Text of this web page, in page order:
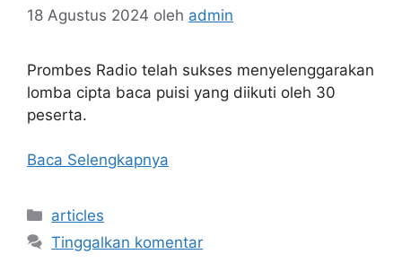
18 Agustus 2024 oleh admin
Prombes Radio telah sukses menyelenggarakan
lomba cipta baca puisi yang diikuti oleh 30
peserta.
Baca Selengkapnya
Kategori
articles
Tinggalkan komentar